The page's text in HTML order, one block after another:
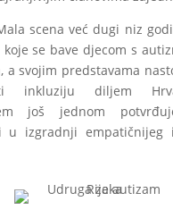
scena već dugi niz
se bave djecom s
a svojim predstavama
inkluziju diljem
još jednom
u izgradnji empatičnijeg